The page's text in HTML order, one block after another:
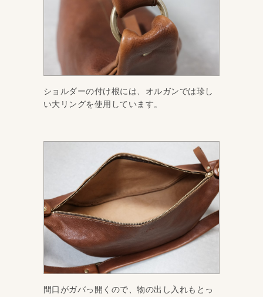
ショルダーの付け根には、オルガンでは珍し
い大リングを使用しています。
間口がガバっ開くので、物の出し入れもとっ